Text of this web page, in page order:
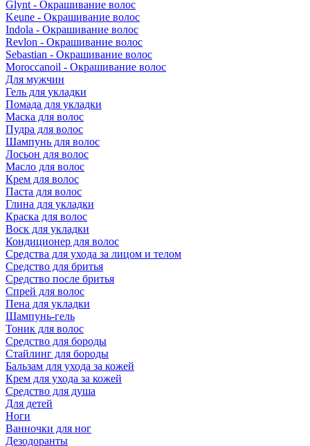
Glynt - Окрашивание волос
Keune - Окрашивание волос
Indola - Окрашивание волос
Revlon - Окрашивание волос
Sebastian - Окрашивание волос
Moroccanoil - Окрашивание волос
Для мужчин
Гель для укладки
Помада для укладки
Маска для волос
Пудра для волос
Шампунь для волос
Лосьон для волос
Масло для волос
Крем для волос
Паста для волос
Глина для укладки
Краска для волос
Воск для укладки
Кондиционер для волос
Средства для ухода за лицом и телом
Средство для бритья
Средство после бритья
Спрей для волос
Пена для укладки
Шампунь-гель
Тоник для волос
Средство для бороды
Стайлинг для бороды
Бальзам для ухода за кожей
Крем для ухода за кожей
Средство для душа
Для детей
Ноги
Ванночки для ног
Дезодоранты